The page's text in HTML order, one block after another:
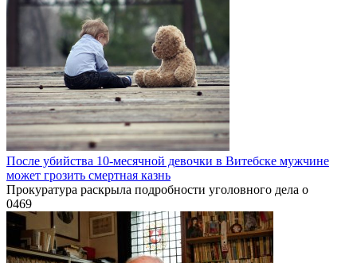
После убийства 10-месячной девочки в Витебске мужчине
может грозить смертная казнь
Прокуратура раскрыла подробности уголовного дела о
0469